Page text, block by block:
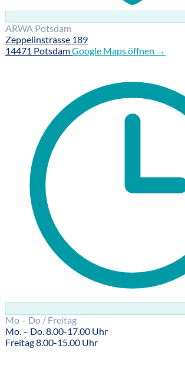
ARWA Potsdam
Zeppelinstrasse 189
14471 PotsdamGoogle Maps öffnen →
Mo – Do / Freitag
Mo. – Do. 8.00-17.00 Uhr
Freitag 8.00-15.00 Uhr